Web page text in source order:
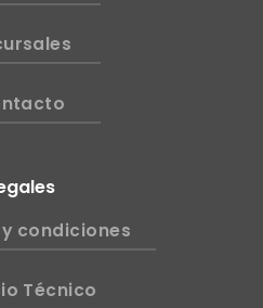
condiciones
Técnico